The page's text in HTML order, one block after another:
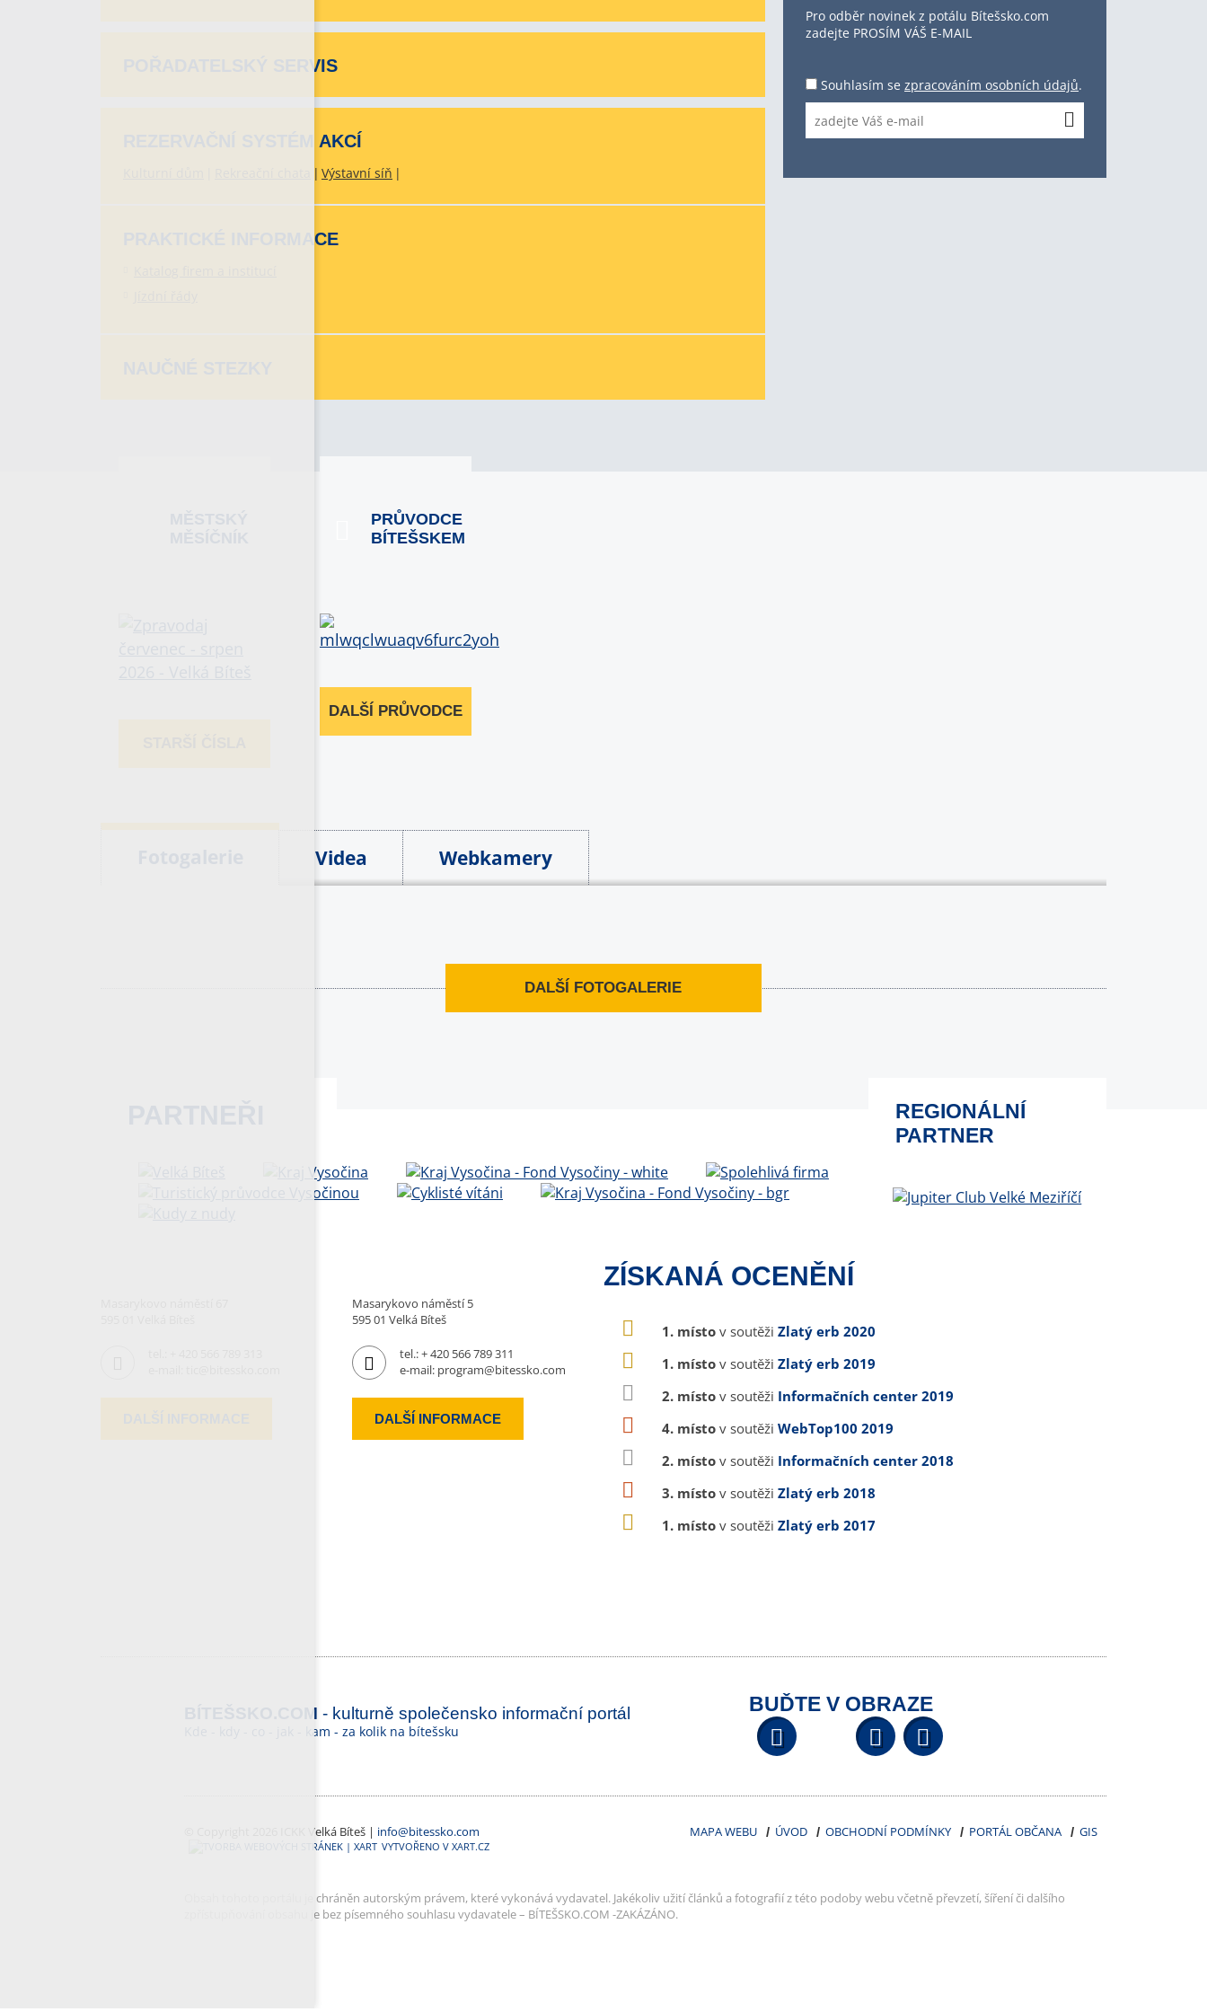
POŘADATELSKÝ SERVIS
REZERVAČNÍ SYSTÉM AKCÍ
Výstavní síň
PRAKTICKÉ INFORMACE
Pro odběr novinek z potálu Bítešsko.com
zadejte PROSÍM VÁŠ E-MAIL
Souhlasím se zpracováním osobních údajů.
PRŮVODCE
BÍTEŠSKEM
DALŠÍ PRŮVODCE
Videa Webkamery
DALŠÍ FOTOGALERIE
REGIONÁLNÍ
PARTNER
Masarykovo náměstí 5
595 01 Velká Bíteš
tel.:+ 420 566 789 311
e-mail: program@bitessko.com
DALŠÍ INFORMACE
ZÍSKANÁ OCENĚNÍ
1. místo v soutěži Zlatý erb 2020
1. místo v soutěži Zlatý erb 2019
2. místo v soutěži Informačních center 2019
4. místo v soutěži WebTop100 2019
2. místo v soutěži Informačních center 2018
3. místo v soutěži Zlatý erb 2018
1. místo v soutěži Zlatý erb 2017
BÍTEŠSKO.COM - kulturně společensko informační portál
Kde - kdy - co - jak - kam - za kolik na bítešsku
BUĎTE V OBRAZE
Facebook YouTube
© Copyright 2026 ICKK Velká Bíteš | info@bitessko.com MAPA WEBU ÚVOD OBCHODNÍ PODMÍNKY PORTÁL OBČANA GIS
VYTVOŘENO V XART.CZ
Obsah tohoto portálu je chráněn autorským právem, které vykonává vydavatel. Jakékoliv užití článků a fotografií z této podoby webu včetně převzetí, šíření či dalšího
zpřístupňování obsahu je bez písemného souhlasu vydavatele – BÍTEŠSKO.COM -ZAKÁZÁNO.